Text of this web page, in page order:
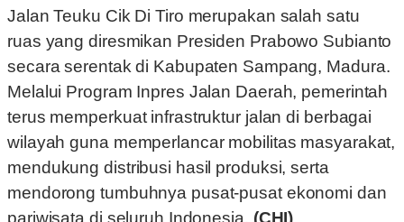
Jalan Teuku Cik Di Tiro merupakan salah satu
ruas yang diresmikan Presiden Prabowo Subianto
secara serentak di Kabupaten Sampang, Madura.
Melalui Program Inpres Jalan Daerah, pemerintah
terus memperkuat infrastruktur jalan di berbagai
wilayah guna memperlancar mobilitas masyarakat,
mendukung distribusi hasil produksi, serta
mendorong tumbuhnya pusat-pusat ekonomi dan
pariwisata di seluruh Indonesia. (CHI)